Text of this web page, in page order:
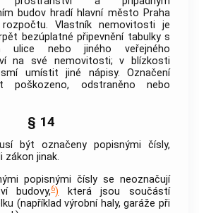
budov hradí hlavní město Praha
Vlastník nemovitosti je
bezúplatné připevnění tabulky s
ulice nebo jiného veřejného
na své nemovitosti; v blízkosti
umístit jiné nápisy. Označení
poškozeno, odstraněno nebo
§ 14
být označeny popisnými čísly,
zákon jinak.
popisnými čísly se neoznačují
budovy,6) která jsou součástí
(například výrobní haly, garáže při